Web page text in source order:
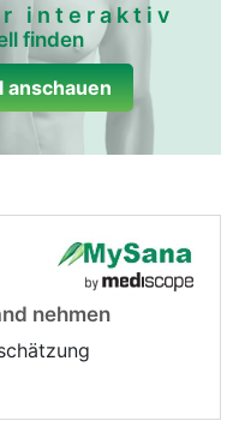
interaktiv
finden
anschauen
nehmen